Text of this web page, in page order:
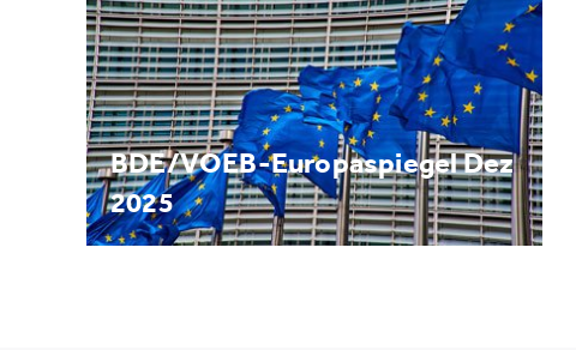
BDE/VOEB-Europaspiegel Dez
2025